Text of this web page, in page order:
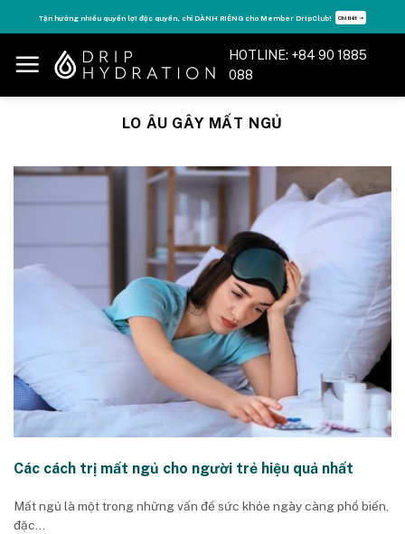
to
content
Tận hưởng nhiều quyền lợi độc quyền, chỉ DÀNH RIÊNG cho Member DripClub! Chi tiết ➝
HOTLINE: +84 90 1885
088
LO ÂU GÂY MẤT NGỦ
Các cách trị mất ngủ cho người trẻ hiệu quả nhất
Mất ngủ là một trong những vấn đề sức khỏe ngày càng phổ biến,
đặc...